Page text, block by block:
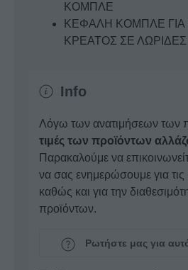
ΚΟΜΠΛΕ
ΚΕΦΑΛΗ ΚΟΜΠΛΕ ΓΙΑ
ΚΡΕΑΤΟΣ ΣΕ ΛΩΡΙΔΕΣ
Info
Λόγω των ανατιμήσεων των
τιμές των προϊόντων
Παρακαλούμε να
να σας ενημερώσουμε για τις
καθώς και για την
προϊόντων.
Ρωτήστε μας για